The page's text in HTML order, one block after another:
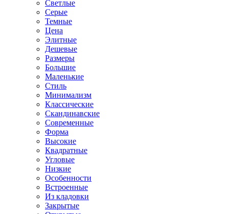
Светлые
Серые
Темные
Цена
Элитные
Дешевые
Размеры
Большие
Маленькие
Стиль
Минимализм
Классические
Скандинавские
Современные
Форма
Высокие
Квадратные
Угловые
Низкие
Особенности
Встроенные
Из кладовки
Закрытые